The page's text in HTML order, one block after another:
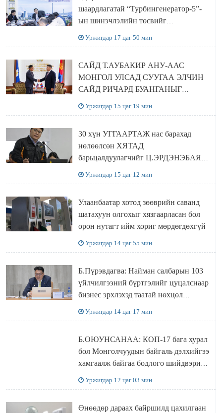
шаардлагатай “Турбингенератор-5”-
ын шинэчлэлийн төсвийг
Уржигдар 17 цаг 50 мин
САЙД Т.АУБАКИР АНУ-ААС
МОНГОЛ УЛСАД СУУГАА ЭЛЧИН
САЙД РИЧАРД БУАНГАНЫГ
Уржигдар 15 цаг 19 мин
30 хүн УГГААРТАЖ нас барахад
нөлөөлсөн ХЯТАД
барьцалдуулагчийг Ц.ЭРДЭНЭБАЯР
Уржигдар 15 цаг 12 мин
Улаанбаатар хотод зөөврийн саванд
шатахуун олгохыг хязгаарласан бол
орон нутагт ийм хориг мөрдөгдөхгүй
Уржигдар 14 цаг 55 мин
Б.Пүрэвдагва: Найман салбарын 103
үйлчилгээний бүртгэлийг цуцалснаар
бизнес эрхлэхэд таатай нөхцөл
Уржигдар 14 цаг 17 мин
Б.ОЮУНСАНАА: КОП-17 бага хурал
бол Монголчуудын байгаль дэлхийгээ
хамгаалж байгаа бодлого шийдвэрийг
Уржигдар 12 цаг 03 мин
Өнөөдөр дараах байршилд цахилгаан